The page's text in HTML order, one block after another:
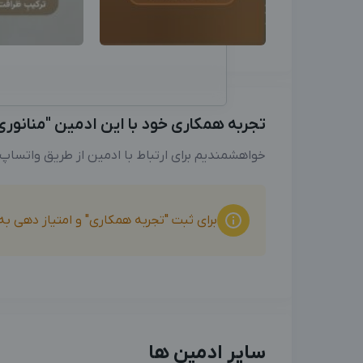
تجربه همکاری خود با این ادمین
خواهشمندیم برای ارتباط با ادمین از طریق
برای ثبت "تجربه همکاری" و امتیاز دهی
سایر ادمین ها